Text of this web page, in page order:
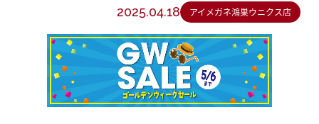
2025.04.18 アイメガネ鴻巣ウニクス店